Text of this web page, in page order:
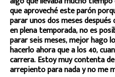
que aproveché este parón
parar unos dos meses
en plena temporada, no es
parar seis meses, mejor hago
hacerlo ahora que a los 40,
carrera. Estoy muy contenta
arrepiento para nada y no me